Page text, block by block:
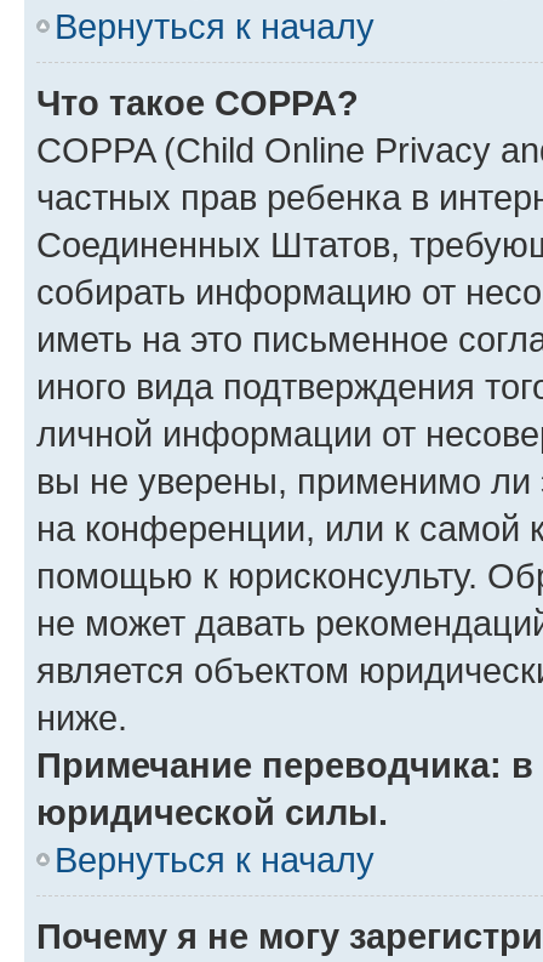
Вернуться к началу
Что такое COPPA?
COPPA (Child Online Privacy
частных прав ребенка в
Соединенных Штатов,
собирать информацию от
иметь на это письменное
иного вида подтверждения
личной информации от
вы не уверены, применимо ли
на конференции, или к самой
помощью к юрисконсульту.
не может давать
является объектом
ниже.
Примечание переводчика:
юридической силы.
Вернуться к началу
Почему я не могу